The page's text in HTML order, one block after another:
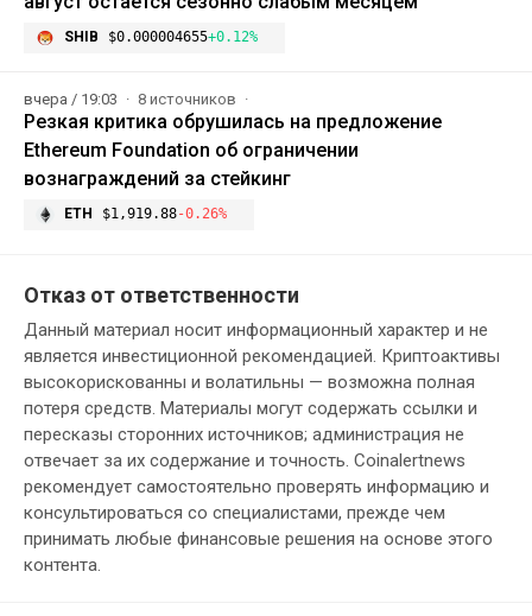
SHIB $0.000004655+0.12%
вчера / 19:03 8 источников
Резкая критика обрушилась на предложение
Ethereum Foundation об ограничении
вознаграждений за стейкинг
ETH $1,919.88-0.26%
Отказ от ответственности
Данный материал носит информационный характер и не
является инвестиционной рекомендацией. Криптоактивы
высокорискованны и волатильны — возможна полная
потеря средств. Материалы могут содержать ссылки и
пересказы сторонних источников; администрация не
отвечает за их содержание и точность. Coinalertnews
рекомендует самостоятельно проверять информацию и
консультироваться со специалистами, прежде чем
принимать любые финансовые решения на основе этого
контента.